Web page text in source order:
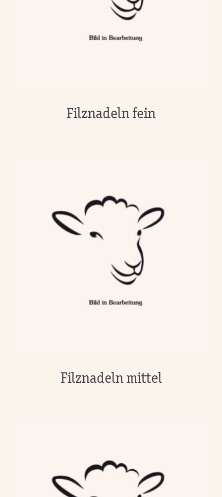
Filznadeln fein
Filznadeln mittel